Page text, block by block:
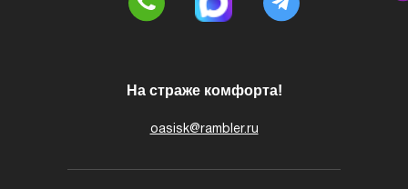
oasisk@rambler.ru
На страже комфорта!